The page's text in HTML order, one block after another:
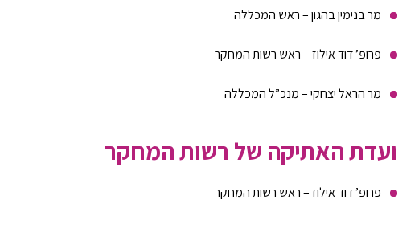
מר בנימין בהגון – ראש המכללה
פרופ’ דוד אילוז – ראש רשות המחקר
מר הראל יצחקי – מנכ”ל המכללה
ועדת האתיקה של רשות המחקר
פרופ’ דוד אילוז – ראש רשות המחקר